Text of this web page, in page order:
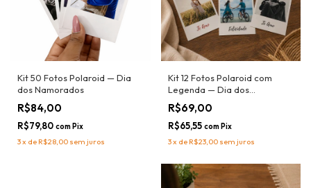
Kit 50 Fotos Polaroid — Dia
dos Namorados
R$84,00
R$79,80 comPix
3x de R$28,00 sem juros
Kit 12 Fotos Polaroid com
Legenda — Dia dos
Namorados
R$69,00
R$65,55 comPix
3x de R$23,00 sem juros